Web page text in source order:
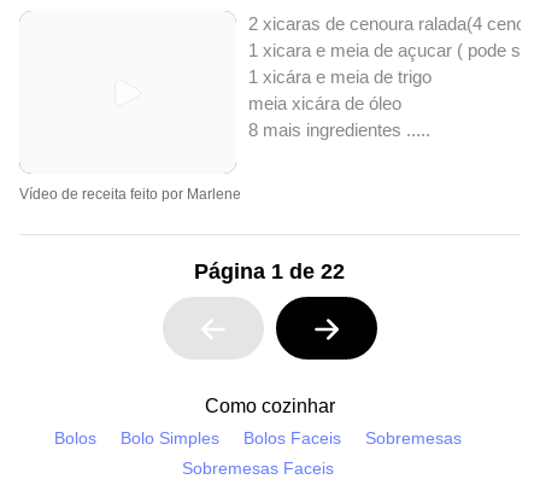
2 xicaras de cenoura ralada(4
1 xicara e meia de açucar ( pode
1 xicára e meia de trigo
meia xicára de óleo
8 mais ingredientes .....
Vídeo de receita feito por Marlene
Página 1 de 22
Como cozinhar
Bolos Bolo Simples Bolos Faceis
Sobremesas
Sobremesas Faceis